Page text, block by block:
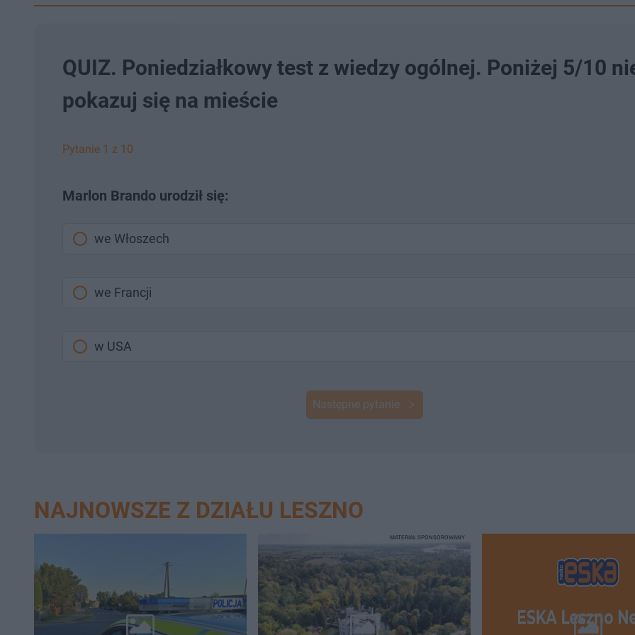
QUIZ. Poniedziałkowy test z wiedzy ogólnej. Poniżej 5/10
pokazuj się na mieście
Pytanie 1 z 10
Marlon Brando urodził się:
we Włoszech
we Francji
w USA
Następne pytanie
NAJNOWSZE Z DZIAŁU LESZNO
MATERIAŁ SPONSOROWANY